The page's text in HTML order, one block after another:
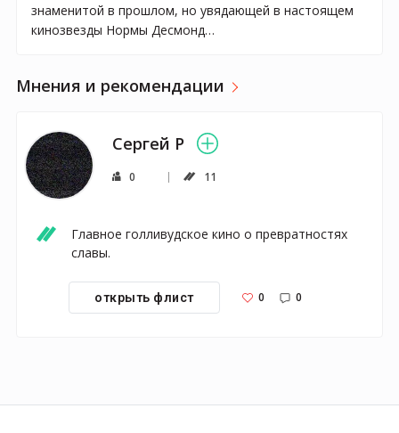
знаменитой в прошлом, но увядающей в настоящем
кинозвезды Нормы Десмонд…
Мнения и рекомендации
Сергей Р
0 11
Главное голливудское кино о превратностях
славы.
открыть флист 0 0